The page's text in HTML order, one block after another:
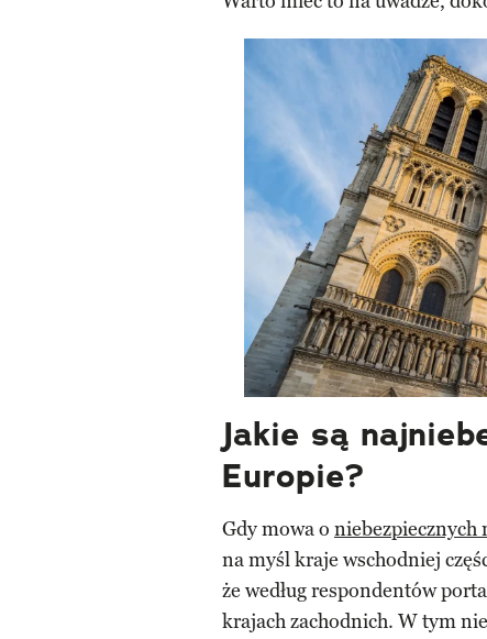
Jakie są
Europie?
Gdy mowa o niebezpiecznych
na myśl kraje wschodniej
że według respondentów
krajach zachodnich. W tym